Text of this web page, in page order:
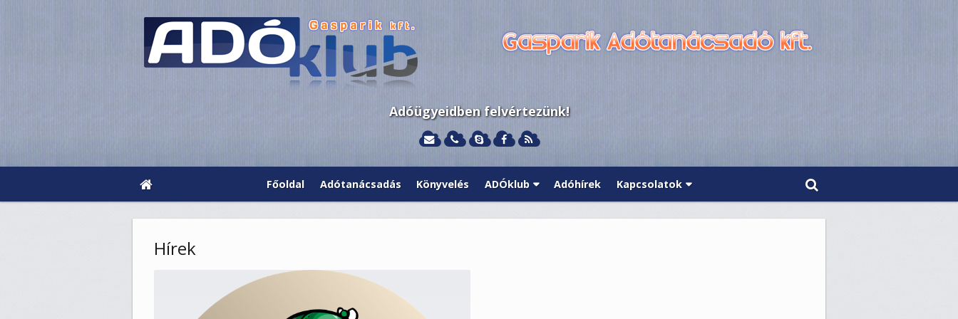
Adóügyeidben felvértezünk!
Főoldal Adótanácsadás Könyvelés ADÓklub Adóhírek Kapcsolatok
Hírek